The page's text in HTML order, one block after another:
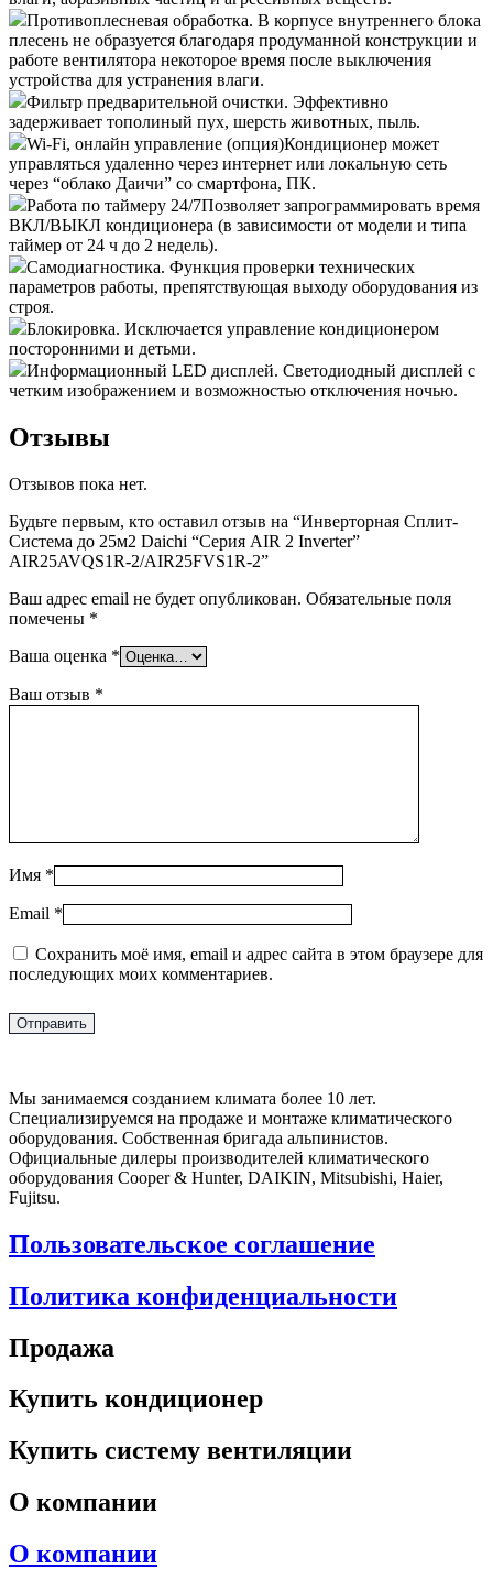
Противоплесневая обработка. В корпусе внутреннего блока
плесень не образуется благодаря продуманной конструкции и
работе вентилятора некоторое время после выключения
устройства для устранения влаги.
Фильтр предварительной очистки. Эффективно
задерживает тополиный пух, шерсть животных, пыль.
Wi-Fi, онлайн управление (опция)Кондиционер может
управляться удаленно через интернет или локальную сеть
через “облако Даичи” со смартфона, ПК.
Работа по таймеру 24/7Позволяет запрограммировать время
ВКЛ/ВЫКЛ кондиционера (в зависимости от модели и типа
таймер от 24 ч до 2 недель).
Самодиагностика. Функция проверки технических
параметров работы, препятствующая выходу оборудования из
строя.
Блокировка. Исключается управление кондиционером
посторонними и детьми.
Информационный LED дисплей. Светодиодный дисплей c
четким изображением и возможностью отключения ночью.
Отзывы
Отзывов пока нет.
Будьте первым, кто оставил отзыв на “Инверторная Сплит-
Система до 25м2 Daichi “Серия AIR 2 Inverter”
AIR25AVQS1R-2/AIR25FVS1R-2”
Ваш адрес email не будет опубликован. Обязательные поля
помечены *
Ваша оценка *
Ваш отзыв *
Имя *
Email *
Сохранить моё имя, email и адрес сайта в этом браузере для
последующих моих комментариев.
Мы занимаемся созданием климата более 10 лет.
Специализируемся на продаже и монтаже климатического
оборудования. Собственная бригада альпинистов.
Официальные дилеры производителей климатического
оборудования Cooper & Hunter, DAIKIN, Mitsubishi, Haier,
Fujitsu.
Пользовательское соглашение
Политика конфиденциальности
Продажа
Купить кондиционер
Купить систему вентиляции
О компании
О компании